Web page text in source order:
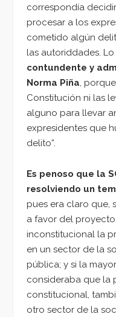
correspondía
procesar a los
cometido algún
las autoriddades. Lo
contundente y
Norma Piña,
Constitución ni las
alguno para llevar
expresidentes que
delito”.
Es penoso que la
resolviendo un
pues era claro que,
a favor del
inconstitucional la
en un sector de la
pública; y si la
consideraba que la
constitucional,
otro sector de la